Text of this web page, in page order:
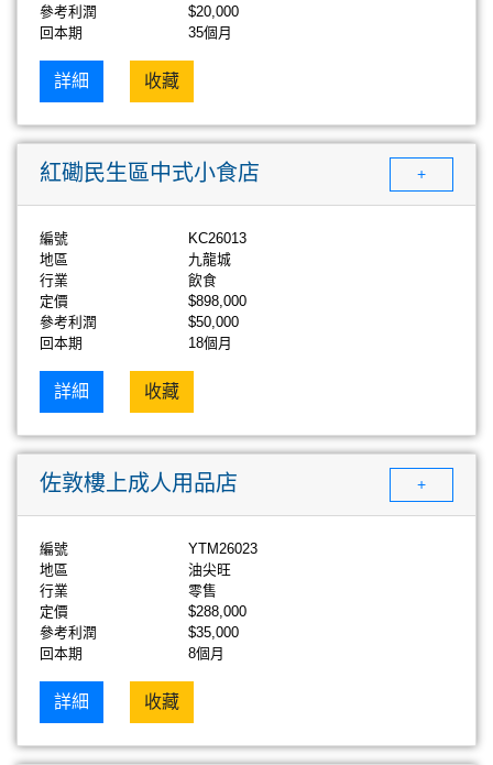
參考利潤
$20,000
回本期
35個月
詳細 收藏
紅磡民生區中式小食店 +
編號
KC26013
地區
九龍城
行業
飲食
定價
$898,000
參考利潤
$50,000
回本期
18個月
詳細 收藏
佐敦樓上成人用品店 +
編號
YTM26023
地區
油尖旺
行業
零售
定價
$288,000
參考利潤
$35,000
回本期
8個月
詳細 收藏